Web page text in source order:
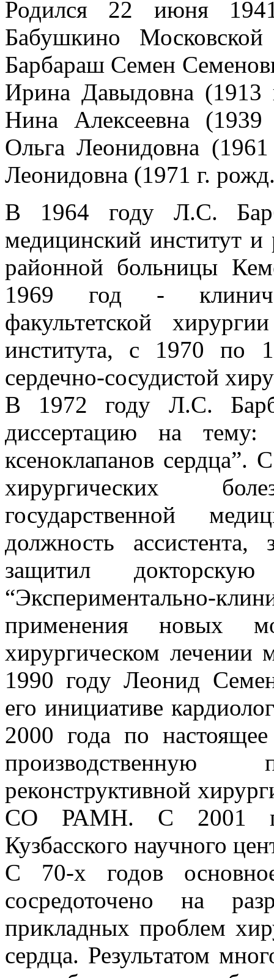
Родился 22 июня
Бабушкино
Барбараш Семен
Ирина Давыдовна
Нина Алексеевна
Ольга Леонидовна
Леонидовна (1971 г.
В 1964 году Л.С.
медицинский институт и
районной больницы
1969 год -
факультетской
института, с 1970 по
сердечно-сосудистой
В 1972 году Л.С.
диссертацию на тему:
ксеноклапанов сердца”.
хирургических
государственной
должность
защитил
“Экспериментально-
применения новых
хирургическом лечении
1990 году Леонид
его инициативе
2000 года по
производственную
реконструктивной
СО РАМН. С 2001
Кузбасского научного
С 70-х годов
сосредоточено на
прикладных проблем
сердца. Результатом